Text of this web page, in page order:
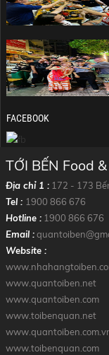
FACEBOOK
TỚI BẾN Food
Địa chỉ 1 : 172 - 173
Tel : 1900 866 676
Hotline : 1900 866 676
Email :
Website :
www.quantoiben.net
www.quantoiben.com
www.toibenquan.net
www.toibenquan.com